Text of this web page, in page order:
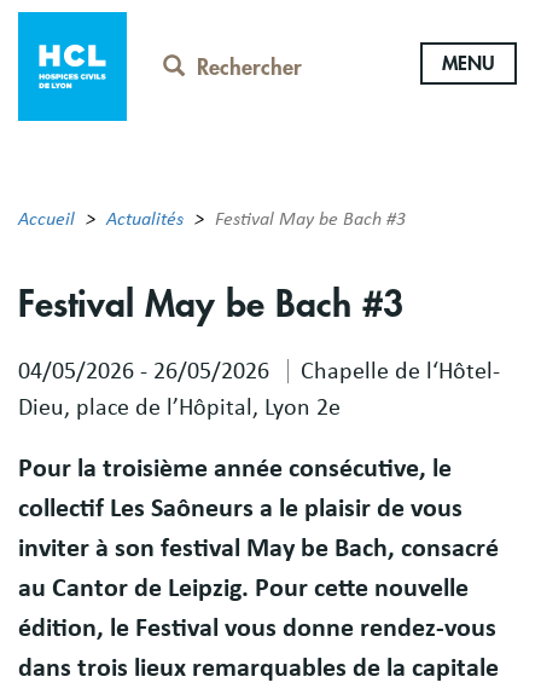
Aller
contenu
principal
Rechercher MENU
Accueil Actualités Festival May be Bach #3
Festival May be Bach #3
04/05/2026 - 26/05/2026
Chapelle de l‘Hôtel-
Dieu, place de l’Hôpital, Lyon 2e
Pour la troisième année consécutive, le
collectif Les Saôneurs a le plaisir de vous
inviter à son festival May be Bach, consacré
au Cantor de Leipzig. Pour cette nouvelle
édition, le Festival vous donne rendez-vous
dans trois lieux remarquables de la capitale